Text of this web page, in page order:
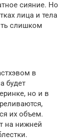
сияние. Но
лица и тела
слишком
в
будет
но и в
их объем.
на нижней